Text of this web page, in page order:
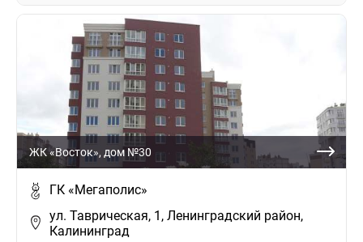
ЖК «Восток», дом №30
ГК «Мегаполис»
ул. Таврическая, 1, Ленинградский район,
Калининград